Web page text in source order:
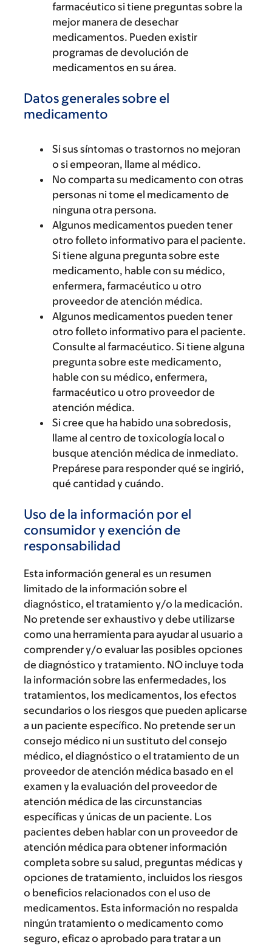
farmacéutico si tiene preguntas sobre la
mejor manera de desechar
medicamentos. Pueden existir
programas de devolución de
medicamentos en su área.
Datos generales sobre el
medicamento
Si sus síntomas o trastornos no mejoran
o si empeoran, llame al médico.
No comparta su medicamento con otras
personas ni tome el medicamento de
ninguna otra persona.
Algunos medicamentos pueden tener
otro folleto informativo para el paciente.
Si tiene alguna pregunta sobre este
medicamento, hable con su médico,
enfermera, farmacéutico u otro
proveedor de atención médica.
Algunos medicamentos pueden tener
otro folleto informativo para el paciente.
Consulte al farmacéutico. Si tiene alguna
pregunta sobre este medicamento,
hable con su médico, enfermera,
farmacéutico u otro proveedor de
atención médica.
Si cree que ha habido una sobredosis,
llame al centro de toxicología local o
busque atención médica de inmediato.
Prepárese para responder qué se ingirió,
qué cantidad y cuándo.
Uso de la información por el
consumidor y exención de
responsabilidad
Esta información general es un resumen
limitado de la información sobre el
diagnóstico, el tratamiento y/o la medicación.
No pretende ser exhaustivo y debe utilizarse
como una herramienta para ayudar al usuario a
comprender y/o evaluar las posibles opciones
de diagnóstico y tratamiento. NO incluye toda
la información sobre las enfermedades, los
tratamientos, los medicamentos, los efectos
secundarios o los riesgos que pueden aplicarse
a un paciente específico. No pretende ser un
consejo médico ni un sustituto del consejo
médico, el diagnóstico o el tratamiento de un
proveedor de atención médica basado en el
examen y la evaluación del proveedor de
atención médica de las circunstancias
específicas y únicas de un paciente. Los
pacientes deben hablar con un proveedor de
atención médica para obtener información
completa sobre su salud, preguntas médicas y
opciones de tratamiento, incluidos los riesgos
o beneficios relacionados con el uso de
medicamentos. Esta información no respalda
ningún tratamiento o medicamento como
seguro, eficaz o aprobado para tratar a un